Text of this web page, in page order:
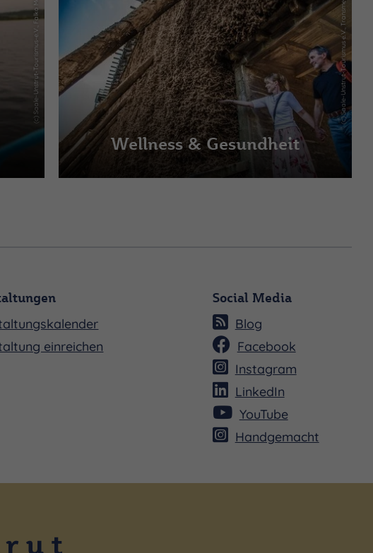
(c) Saale-Unstrut-Tourismus-e.V., Falko Matte (c) Saale-Unstrut-Tourismus e.V., Transmedial
Wellness & Gesundheit
einreichen
Social Media
Blog
Facebook
Instagram
LinkedIn
YouTube
Handgemacht